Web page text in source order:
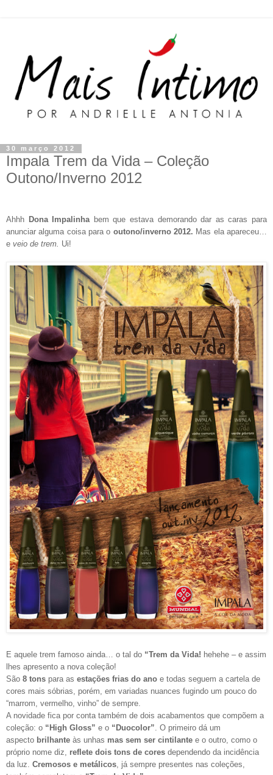
30 março 2012
Impala Trem da Vida – Coleção
Outono/Inverno 2012
Ahhh Dona Impalinhabem que estava demorando dar as caras para
anunciar alguma coisa para o outono/inverno 2012. Mas ela apareceu…
e veio de trem. Ui!
E aquele trem famoso ainda… o tal do “Trem da Vida! hehehe – e assim
lhes apresento a nova coleção!
São 8 tons para as estações frias do ano e todas seguem a cartela de
cores mais sóbrias, porém, em variadas nuances fugindo um pouco do
“marrom, vermelho, vinho” de sempre.
A novidade fica por conta também de dois acabamentos que compõem a
coleção: o “High Gloss” e o “Duocolor”. O primeiro dá um
aspecto brilhante às unhas mas sem ser cintilante e o outro, como o
próprio nome diz, reflete dois tons de cores dependendo da incidência
da luz. Cremosos e metálicos, já sempre presentes nas coleções,